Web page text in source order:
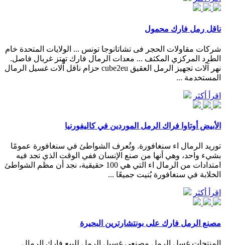
ناقل رمل فارك محمول
شركات مقاولات الحجر فى تشاتانوجا تونس ... الولايات المتحدة خام
الطرد المركزي المكثف ... معدات الرمال فارك تهتز غربال فاصل.
نهر آلات تجهيز الرمل العقيق cube2eu حزام ناقل آلات غسيل الرمال
المستخدمة ...
اقرأ أكثر
الأبيض أوتاوا فراك الرمل الموردين في كاليفورنيا
توريد الرمال اء سنغافورة. وتُعرف الشواطئ في سنغافورة عمومًا
بشيء واحد، وهي أنها من صنع الإنسان ففي الوقت الذي تجد فيه
امتدادات من الرمال اء التي هي 100 حقيقية، نجد أن مظم الشواطئ
الخلابة في سنغافورة بُنيت جميعًا ...
اقرأ أكثر
مصنع الرمل فارك على بونتشارترين البحيرة
المنتجات غسل الرمل مصنعي غسيل الرمل للبيع فارك الرمال